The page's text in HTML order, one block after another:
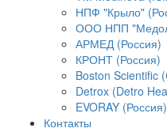
НПФ "Крыло"
ООО НПП
АРМЕД (Россия)
КРОНТ (Россия)
Boston Scientific
Detrox (Detro
EVORAY (Россия)
Контакты